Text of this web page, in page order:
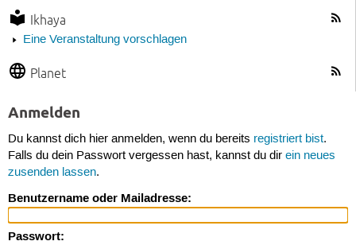
Ikhaya
Eine Veranstaltung vorschlagen
Planet
Anmelden
Du kannst dich hier anmelden, wenn du bereits registriert bist.
Falls du dein Passwort vergessen hast, kannst du dir ein neues
zusenden lassen.
Benutzername oder Mailadresse:
Passwort: